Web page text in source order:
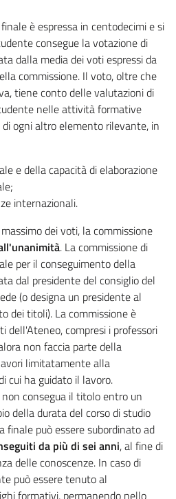
è espressa in centodecimi e si
consegue la votazione di
dalla media dei voti espressi da
commissione. Il voto, oltre che
tiene conto delle valutazioni di
nelle attività formative
ogni altro elemento rilevante, in
e della capacità di elaborazione
internazionali.
dei voti, la commissione
. La commissione di
per il conseguimento della
dal presidente del consiglio del
(o designa un presidente al
dei titoli). La commissione è
dell'Ateneo, compresi i professori
non faccia parte della
limitatamente alla
cui ha guidato il lavoro.
consegua il titolo entro un
della durata del corso di studio
finale può essere subordinato ad
da più di sei anni, al fine di
delle conoscenze. In caso di
può essere tenuto al
formativi, permanendo nello